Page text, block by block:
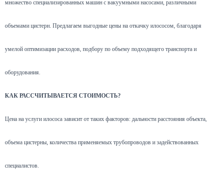
множество специализированных машин с вакуумными насосами, различными
объемами цистерн. Предлагаем выгодные цены на откачку илососом, благодаря
умелой оптимизации расходов, подбору по объему подходящего транспорта и
оборудования.
КАК РАССЧИТЫВАЕТСЯ СТОИМОСТЬ?
Цена на услуги илососа зависит от таких факторов: дальности расстояния объекта,
объема цистерны, количества применяемых трубопроводов и задействованных
специалистов.